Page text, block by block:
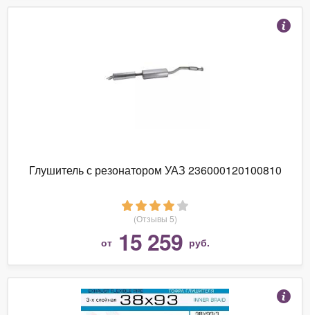
Глушитель с резонатором УАЗ 236000120100810
(Отзывы 5)
от 15 259 руб.